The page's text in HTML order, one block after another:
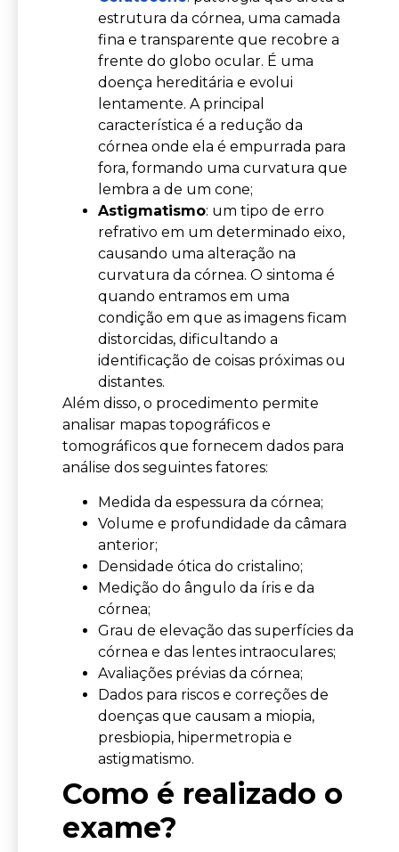
estrutura da córnea, uma camada
fina e transparente que recobre a
frente do globo ocular. É uma
doença hereditária e evolui
lentamente. A principal
característica é a redução da
córnea onde ela é empurrada para
fora, formando uma curvatura que
lembra a de um cone;
Astigmatismo: um tipo de erro
refrativo em um determinado eixo,
causando uma alteração na
curvatura da córnea. O sintoma é
quando entramos em uma
condição em que as imagens ficam
distorcidas, dificultando a
identificação de coisas próximas ou
distantes.
Além disso, o procedimento permite
analisar mapas topográficos e
tomográficos que fornecem dados para
análise dos seguintes fatores:
Medida da espessura da córnea;
Volume e profundidade da câmara
anterior;
Densidade ótica do cristalino;
Medição do ângulo da íris e da
córnea;
Grau de elevação das superfícies da
córnea e das lentes intraoculares;
Avaliações prévias da córnea;
Dados para riscos e correções de
doenças que causam a miopia,
presbiopia, hipermetropia e
astigmatismo.
Como é realizado o
exame?